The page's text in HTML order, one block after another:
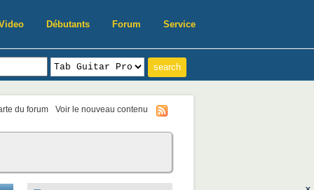
Débutants Forum Service
du forum Voir le nouveau contenu